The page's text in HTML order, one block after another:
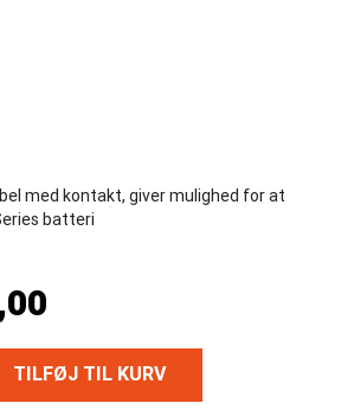
med kontakt, giver mulighed for at
batteri